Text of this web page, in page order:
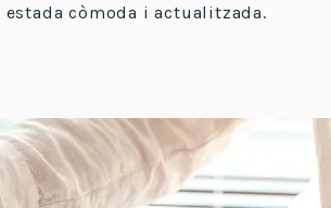
còmoda i actualitzada.